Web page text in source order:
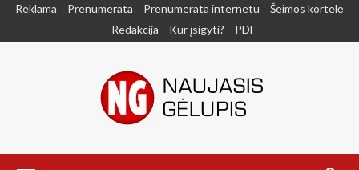
SkipReklama Prenumerata Prenumerata internetu
Šeimos kortelė
Redakcija
Kur įsigyti? PDF